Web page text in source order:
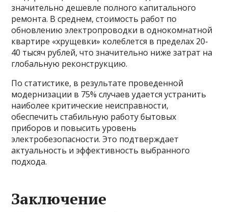
значительно дешевле полного капитального
ремонта. В среднем, стоимость работ по
обновлению электропроводки в однокомнатной
квартире «хрущевки» колеблется в пределах 20-
40 тысяч рублей, что значительно ниже затрат на
глобальную реконструкцию.
По статистике, в результате проведенной
модернизации в 75% случаев удается устранить
наиболее критические неисправности,
обеспечить стабильную работу бытовых
приборов и повысить уровень
электробезопасности. Это подтверждает
актуальность и эффективность выбранного
подхода.
Заключение